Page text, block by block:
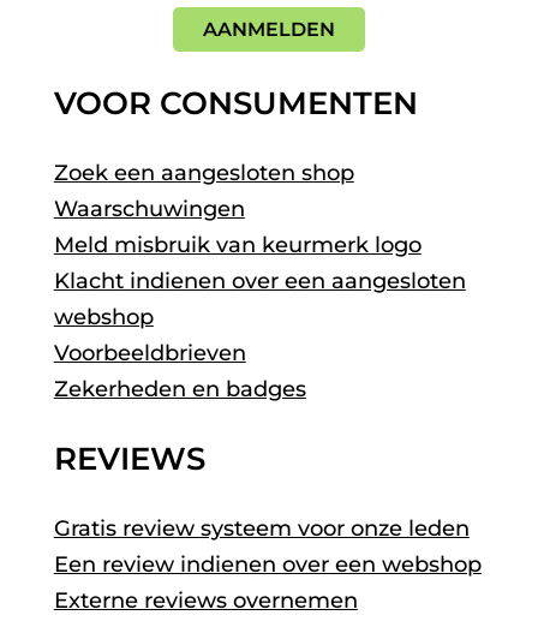
AANMELDEN
VOOR CONSUMENTEN
Zoek een aangesloten shop
Waarschuwingen
Meld misbruik van keurmerk logo
Klacht indienen over een aangesloten
webshop
Voorbeeldbrieven
Zekerheden en badges
REVIEWS
Gratis review systeem voor onze leden
Een review indienen over een webshop
Externe reviews overnemen